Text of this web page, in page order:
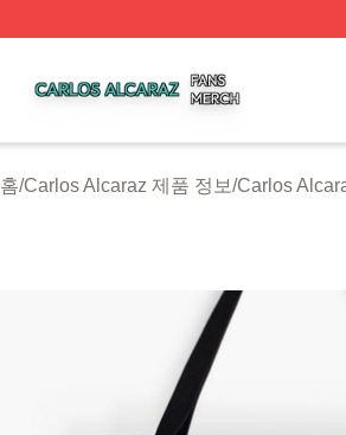
홈/Carlos Alcaraz 제품 정보/Carlos